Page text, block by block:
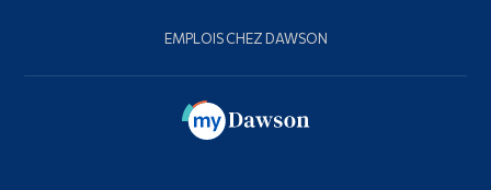
EMPLOIS CHEZ DAWSON